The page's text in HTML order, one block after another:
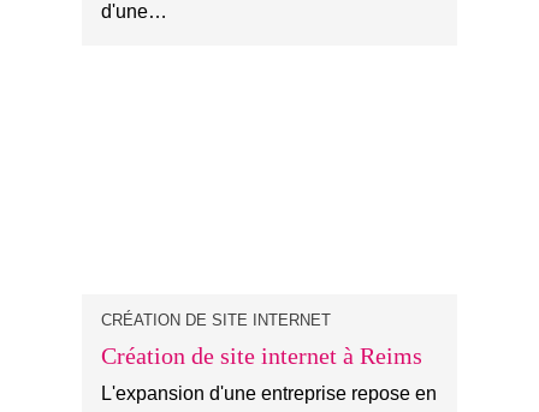
d'une…
CRÉATION DE SITE INTERNET
Création de site internet à Reims
L'expansion d'une entreprise repose en